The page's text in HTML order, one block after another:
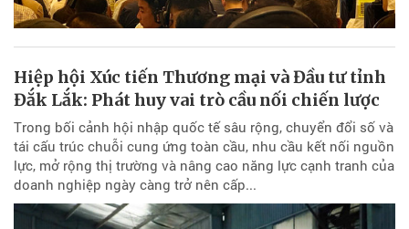
Hiệp hội Xúc tiến Thương mại và Đầu tư tỉnh
Đắk Lắk: Phát huy vai trò cầu nối chiến lược
Trong bối cảnh hội nhập quốc tế sâu rộng, chuyển đổi số và
tái cấu trúc chuỗi cung ứng toàn cầu, nhu cầu kết nối nguồn
lực, mở rộng thị trường và nâng cao năng lực cạnh tranh của
doanh nghiệp ngày càng trở nên cấp...